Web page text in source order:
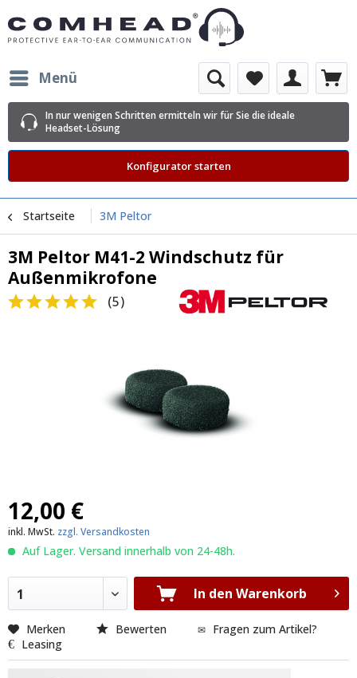
Menü
In nur wenigen Schritten ermitteln wir für Sie die ideale
Headset-Lösung
Konfigurator starten
Startseite 3M Peltor
3M Peltor M41-2 Windschutz für
Außenmikrofone
(5)
12,00 €
inkl. MwSt. zzgl. Versandkosten
Auf Lager. Versand innerhalb von 24-48h.
1 In den Warenkorb
Merken Bewerten
Fragen zum Artikel?
Leasing